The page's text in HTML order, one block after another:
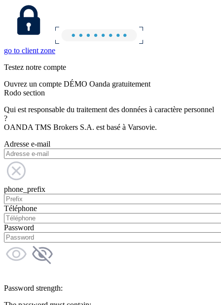
go to client zone
Testez notre compte
Ouvrez un compte DÉMO Oanda gratuitement
Rodo section
Qui est responsable du traitement des données à caractère personnel
?
OANDA TMS Brokers S.A. est basé à Varsovie.
Adresse e-mail
phone_prefix
Téléphone
Password
Password strength: